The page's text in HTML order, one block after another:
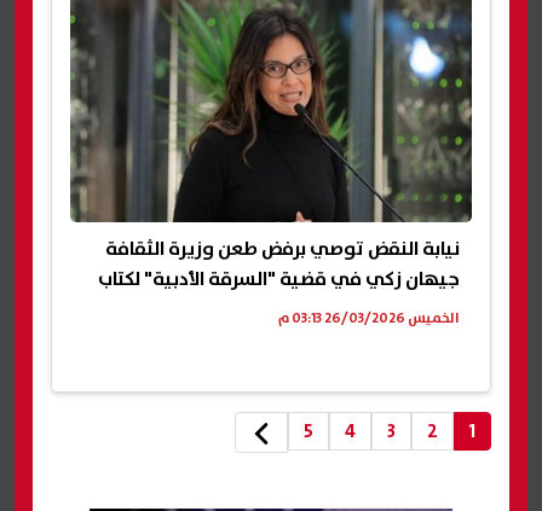
نيابة النقض توصي برفض طعن وزيرة الثقافة
جيهان زكي في قضية "السرقة الأدبية" لكتاب
الخميس 26/03/2026 03:13 م
1
2
3
4
5